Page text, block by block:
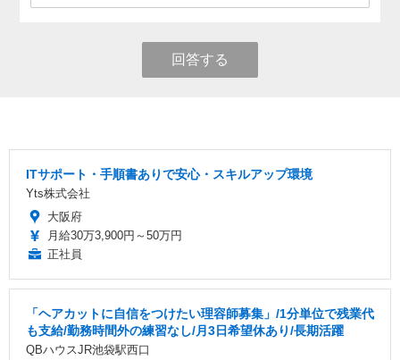
回答する
ITサポート・手順書ありで安心・スキルアップ環境
Yts株式会社
大阪府
月給30万3,900円～50万円
正社員
「ヘアカットに自信をつけたい理容師募集」/1分単位で残業代
も支給/勤務時間外の練習なし/月3日希望休あり/長期活躍
QBハウスJR池袋駅西口